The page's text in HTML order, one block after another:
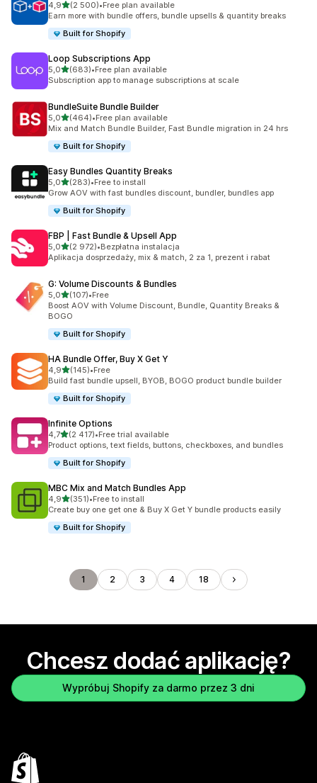
4,9na 5 gwiazdek
(2 500)
Łączna liczba recenzji: 2500
•Free plan available
Earn more with bundle offers, bundle upsells & quantity breaks
Built for Shopify
Loop Subscriptions App
5,0na 5 gwiazdek
(683)
Łączna liczba recenzji: 683
•Free plan available
Subscription app to manage subscriptions at scale
BundleSuite Bundle Builder
5,0na 5 gwiazdek
(464)
Łączna liczba recenzji: 464
•Free plan available
Mix and Match Bundle Builder, Fast Bundle migration in 24 hrs
Built for Shopify
Easy Bundles Quantity Breaks
5,0na 5 gwiazdek
(283)
Łączna liczba recenzji: 283
•Free to install
Grow AOV with fast bundles discount, bundler, bundles app
Built for Shopify
FBP | Fast Bundle & Upsell App
5,0na 5 gwiazdek
(2 972)
Łączna liczba recenzji: 2972
•Bezpłatna instalacja
Aplikacja dosprzedaży, mix & match, 2 za 1, prezent i rabat
G: Volume Discounts & Bundles
5,0na 5 gwiazdek
(107)
Łączna liczba recenzji: 107
•Free
Boost AOV with Volume Discount, Bundle, Quantity Breaks &
BOGO
Built for Shopify
HA Bundle Offer, Buy X Get Y
4,9na 5 gwiazdek
(145)
Łączna liczba recenzji: 145
•Free
Build fast bundle upsell, BYOB, BOGO product bundle builder
Built for Shopify
Infinite Options
4,7na 5 gwiazdek
(2 417)
Łączna liczba recenzji: 2417
•Free trial available
Product options, text fields, buttons, checkboxes, and bundles
Built for Shopify
MBC Mix and Match Bundles App
4,9na 5 gwiazdek
(351)
Łączna liczba recenzji: 351
•Free to install
Create buy one get one & Buy X Get Y bundle products easily
Built for Shopify
1 2 3 4 18
Chcesz dodać aplikację?
Wypróbuj Shopify za darmo przez 3 dni